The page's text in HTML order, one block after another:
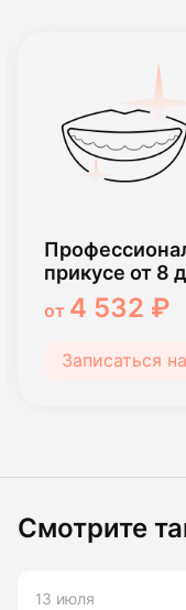
прикусе от 8
от 4 532 ₽
Записаться
Смотрите
13 июля